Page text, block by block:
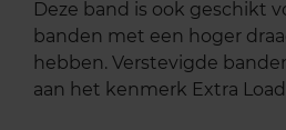
Deze band is ook geschikt
banden met een hoger
hebben. Verstevigde
aan het kenmerk Extra